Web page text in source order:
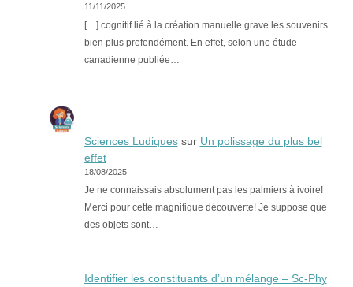
11/11/2025
[…] cognitif lié à la création manuelle grave les souvenirs
bien plus profondément. En effet, selon une étude
canadienne publiée…
Sciences Ludiquessur Un polissage du plus bel
effet
18/08/2025
Je ne connaissais absolument pas les palmiers à ivoire!
Merci pour cette magnifique découverte! Je suppose que
des objets sont…
Identifier les constituants d’un mélange – Sc-Phy